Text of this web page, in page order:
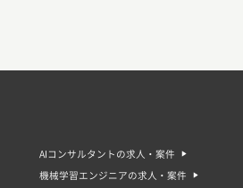
AIコンサルタントの求人・案件
機械学習エンジニアの求人・案件